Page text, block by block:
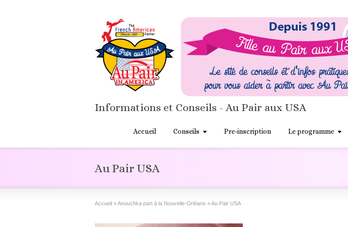
Informations et Conseils - Au Pair aux USA
Accueil Conseils Pre-inscription Le programme
Au Pair USA
Accueil »Anouchka part à la Nouvelle-Orléans »Au Pair USA